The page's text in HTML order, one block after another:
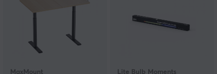
MaxMount Lite Bulb Moments